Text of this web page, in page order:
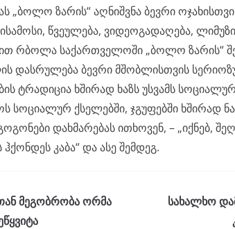
„ბოლო ზარის“ აღნიშვნა ბევრი
წვეულება, ვიდეოგადაღება,
რბოლა საქართველოში „ბოლო ზარის“
დასრულება ბევრი მშობლისთვის
ტრადიცია ხშირად ხაზს უსვამს
ქსელებში, ჯგუფებში ხშირად
დახმარებას ითხოვენ, – „იქნებ,
ჰქონდეს კაბა“ და ასე შემდეგ.
მეგობრობა ორმა
სახალხო